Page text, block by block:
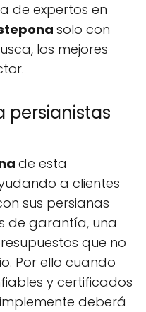
de expertos en
solo con
los mejores
persianistas
de esta
a clientes
sus persianas
de garantía, una
que no
Por ello cuando
y certificados
deberá